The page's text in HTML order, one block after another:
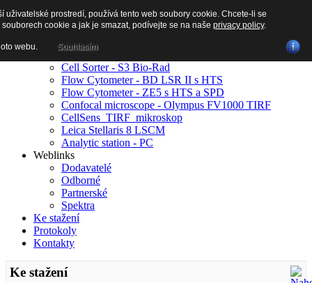
Domů
Produkty a služby
Pravidla a ceník
Rezervace času
Cell Sorter - S3 Bio-Rad
Flow Cytometer - BD LSR II s HTS
Flow Cytometer - ZE5 s HTS a SPD
Confocal microscope - Olympus FV1000 TIRF
CellSens_TIRF_mikroskop
Leica Stellaris 8 LSCM
Analytic station - PC
Weblinks
Dodavatelé
Odborné
Partnerské
Spektra
Ke stažení
Protokoly
Kontakty
Ke stažení
uživatelské prostredí, používá tento web soubory cookie. Chcete-li se
cookie a jak je smazat, podívejte se na naše privacy policy.
webu. Souhlasím